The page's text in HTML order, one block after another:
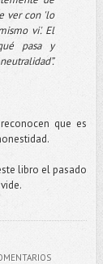
ver con 'lo
vi'. El
pasa y
que es
libro el pasado